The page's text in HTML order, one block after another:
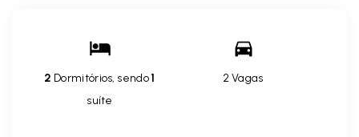
2 Dormitórios, sendo1
suíte
2 Vagas